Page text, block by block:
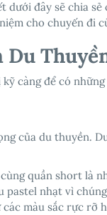
dưới đây sẽ chia
cho chuyến đi
càng để có
của du thuyền.
quần short là
pastel nhạt vì
màu sắc rực rỡ